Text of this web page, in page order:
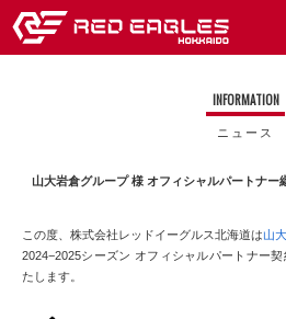
INFORMATION
ニュース
山大岩倉グループ 様 オフィシャルパートナー
この度、株式会社レッドイーグルス北海道は山
2024−2025シーズン オフィシャルパートナー
たします。